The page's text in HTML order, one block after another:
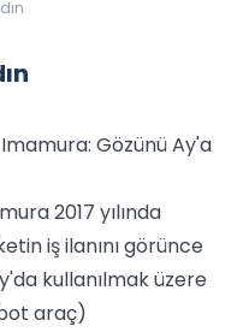
Gözünü Ay'a
2017 yılında
iş ilanını görünce
kullanılmak üzere
araç)